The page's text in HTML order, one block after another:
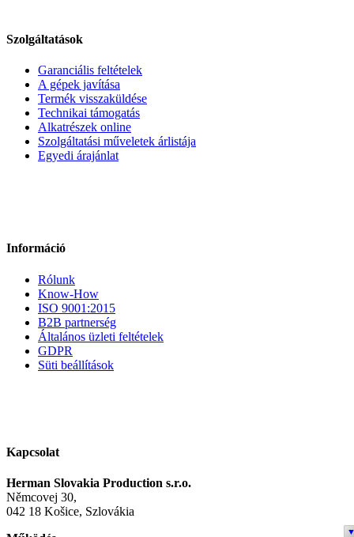
Szolgáltatások
Garanciális feltételek
A gépek javítása
Termék visszaküldése
Technikai támogatás
Alkatrészek online
Szolgáltatási műveletek árlistája
Egyedi árajánlat
Információ
Rólunk
Know-How
ISO 9001:2015
B2B partnerség
Általános üzleti feltételek
GDPR
Süti beállítások
Kapcsolat
Herman Slovakia Production s.r.o.
Němcovej 30,
042 18 Košice, Szlovákia